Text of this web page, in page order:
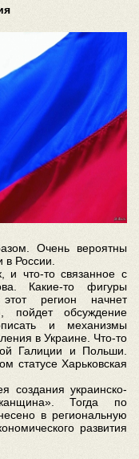
Очень вероятны
в России.
что-то связанное с
Какие-то фигуры
регион начнет
пойдет обсуждение
и механизмы
в Украине. Что-то
Галиции и Польши.
статусе Харьковская
создания украинско-
Тогда по
в региональную
развития